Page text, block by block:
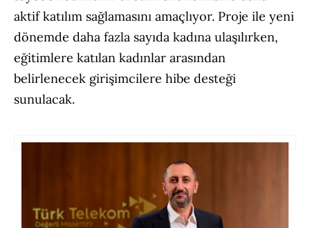
aktif katılım sağlamasını amaçlıyor. Proje ile yeni
dönemde daha fazla sayıda kadına ulaşılırken,
eğitimlere katılan kadınlar arasından
belirlenecek girişimcilere hibe desteği
sunulacak.